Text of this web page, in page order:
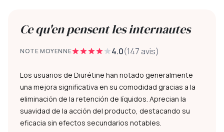
Ce qu'en pensent les internautes
NOTE MOYENNE 4.0(147 avis)
Los usuarios de Diurétine han notado generalmente
una mejora significativa en su comodidad gracias a la
eliminación de la retención de líquidos. Aprecian la
suavidad de la acción del producto, destacando su
eficacia sin efectos secundarios notables.